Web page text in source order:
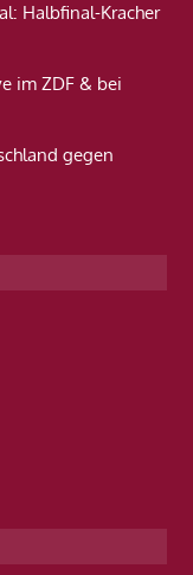
Halbfinal-Kracher
im ZDF & bei
gegen